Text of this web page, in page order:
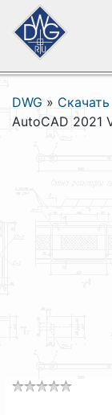
DWG » Скачать
AutoCAD 2021